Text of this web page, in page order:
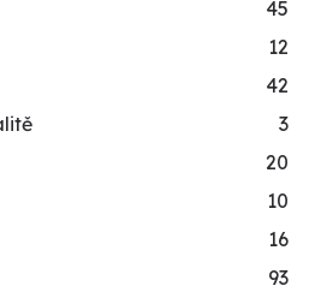
45
12
42
3
20
10
16
93